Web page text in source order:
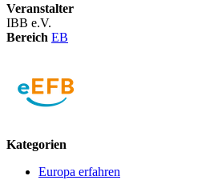
Veranstalter
IBB e.V.
Bereich EB
Kategorien
Europa erfahren